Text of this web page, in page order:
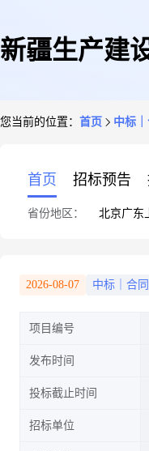
新疆生产建
您当前的位置： 首页 中标
首页 招标预告
省份地区： 北京广东
2026-08-07 中标｜合
项目编号
发布时间
投标截止时间
招标单位